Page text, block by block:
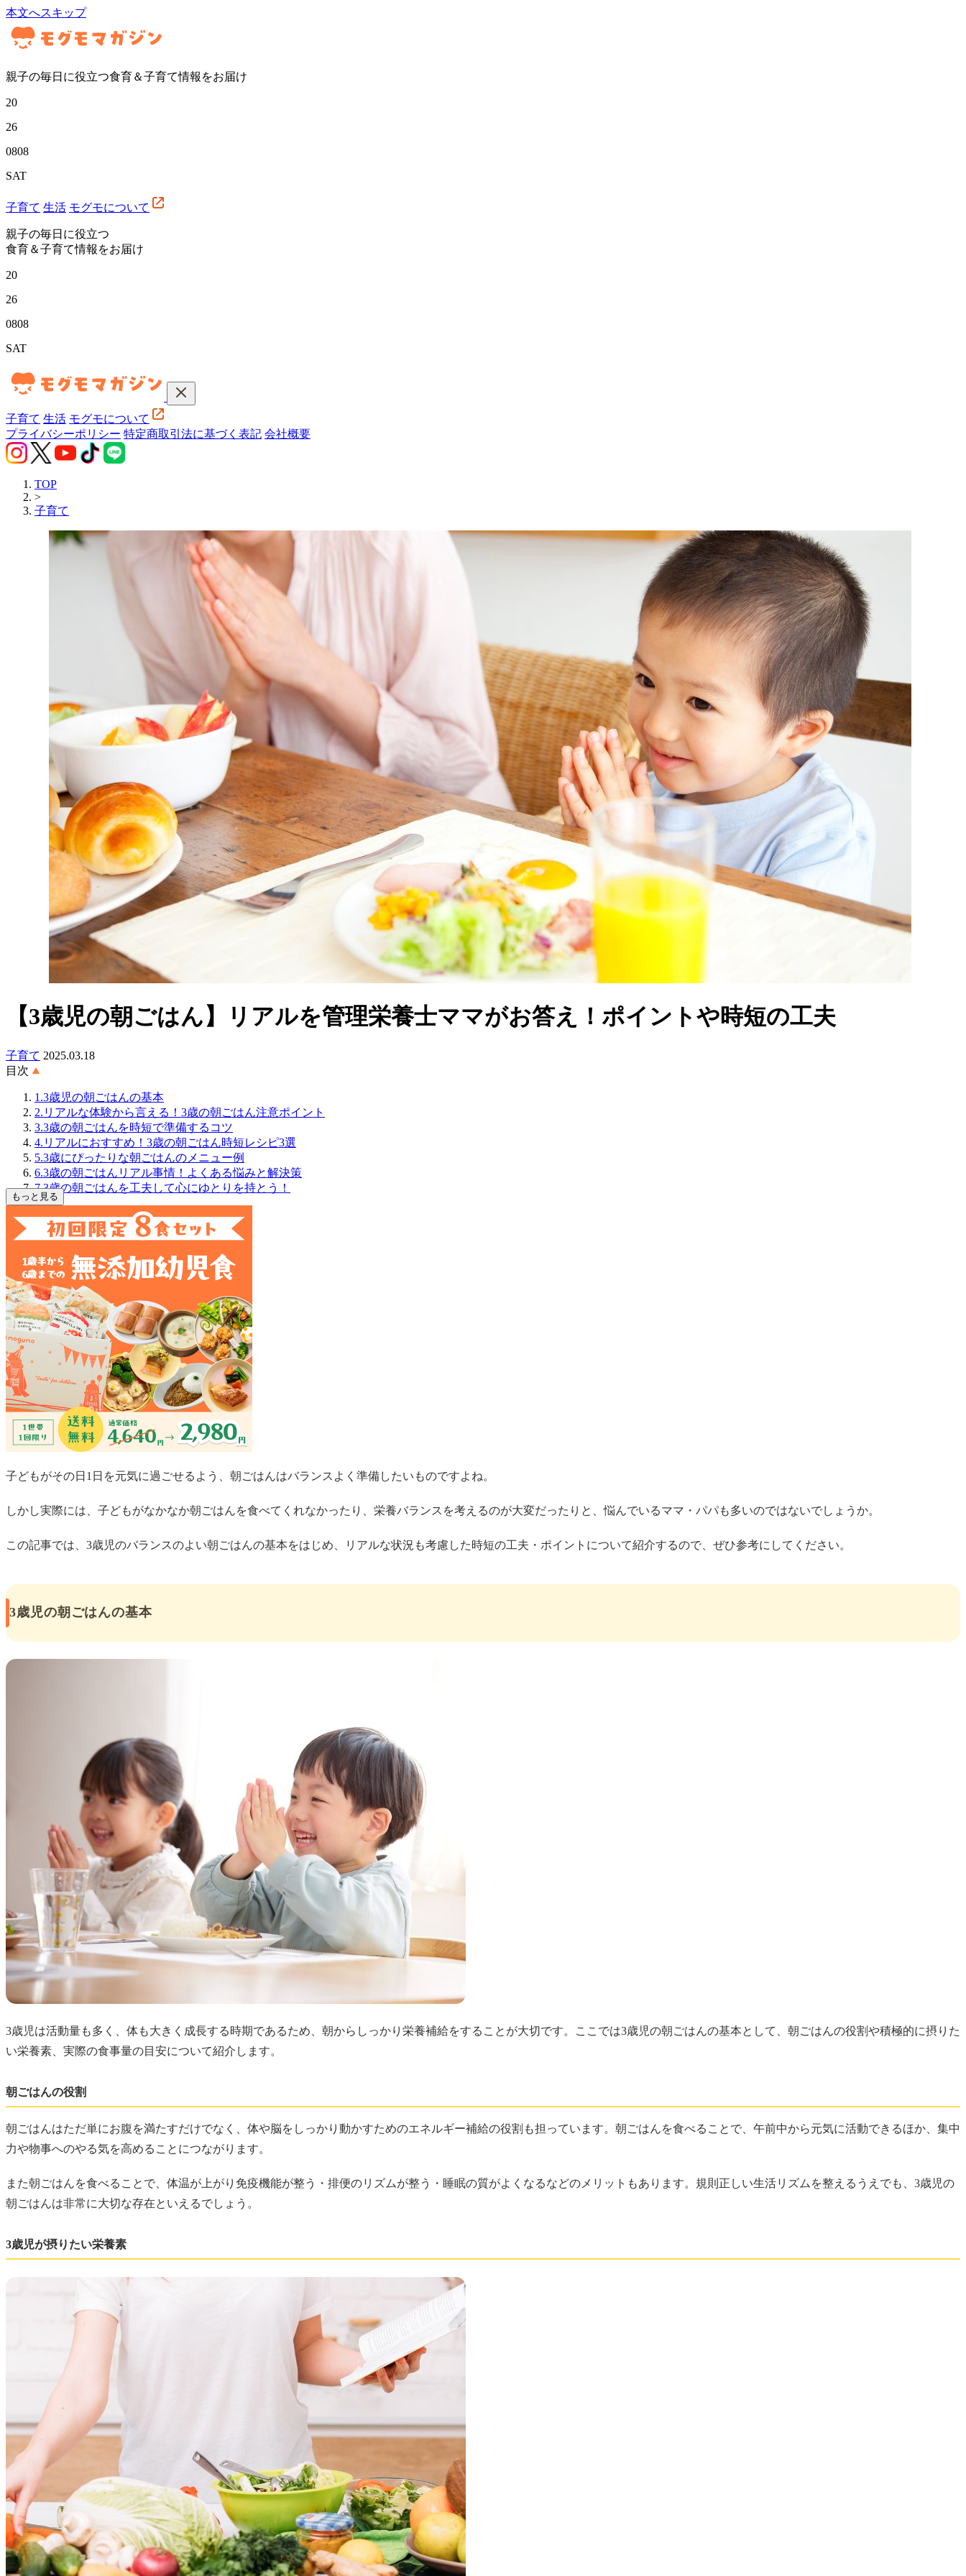
本文へスキップ
親子の毎日に役立つ食育＆子育て情報をお届け
20
26
0808
SAT
子育て 生活 モグモについて
親子の毎日に役立つ
食育＆子育て情報をお届け
20
26
0808
SAT
子育て 生活 モグモについて
プライバシーポリシー 特定商取引法に基づく表記 会社概要
TOP
>
子育て
【3歳児の朝ごはん】リアルを管理栄養士ママがお答え！ポイントや時短の工夫
子育て 2025.03.18
目次
1.3歳児の朝ごはんの基本
2.リアルな体験から言える！3歳の朝ごはん注意ポイント
3.3歳の朝ごはんを時短で準備するコツ
4.リアルにおすすめ！3歳の朝ごはん時短レシピ3選
5.3歳にぴったりな朝ごはんのメニュー例
6.3歳の朝ごはんリアル事情！よくある悩みと解決策
7.3歳の朝ごはんを工夫して心にゆとりを持とう！
もっと見る
子どもがその日1日を元気に過ごせるよう、朝ごはんはバランスよく準備したいものですよね。
しかし実際には、子どもがなかなか朝ごはんを食べてくれなかったり、栄養バランスを考えるのが大変だったりと、悩んでいるママ・パパも多いのではないでしょうか。
この記事では、3歳児のバランスのよい朝ごはんの基本をはじめ、リアルな状況も考慮した時短の工夫・ポイントについて紹介するので、ぜひ参考にしてください。
3歳児の朝ごはんの基本
3歳児は活動量も多く、体も大きく成長する時期であるため、朝からしっかり栄養補給をすることが大切です。ここでは3歳児の朝ごはんの基本として、朝ごはんの役割や積極的に摂りた
い栄養素、実際の食事量の目安について紹介します。
朝ごはんの役割
朝ごはんはただ単にお腹を満たすだけでなく、体や脳をしっかり動かすためのエネルギー補給の役割も担っています。朝ごはんを食べることで、午前中から元気に活動できるほか、集中
力や物事へのやる気を高めることにつながります。
また朝ごはんを食べることで、体温が上がり免疫機能が整う・排便のリズムが整う・睡眠の質がよくなるなどのメリットもあります。規則正しい生活リズムを整えるうえでも、3歳児の
朝ごはんは非常に大切な存在といえるでしょう。
3歳児が摂りたい栄養素